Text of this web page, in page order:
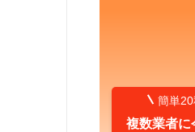
簡単20
複数業者に